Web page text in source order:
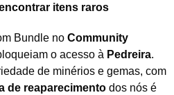
itens raros
Bundle no Community
o acesso à Pedreira.
de minérios e gemas, com
de reaparecimento dos nós é